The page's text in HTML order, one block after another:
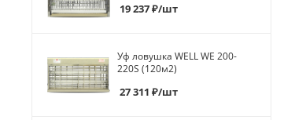
19 237₽/шт
Уф ловушка WELL WE 200-
220S (120м2)
27 311 ₽/шт